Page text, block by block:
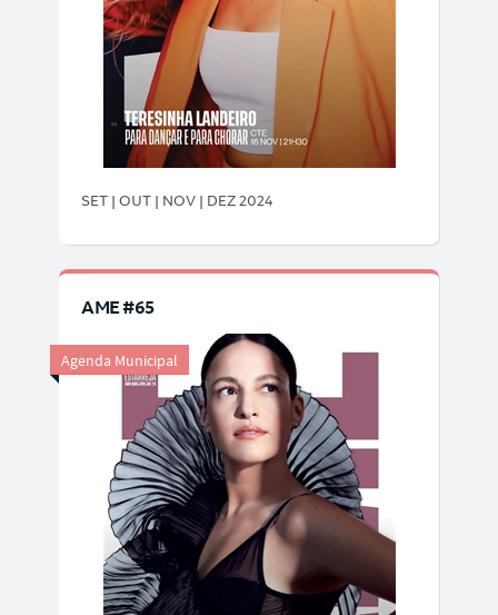
SET | OUT | NOV | DEZ 2024
AME #65
Agenda Municipal